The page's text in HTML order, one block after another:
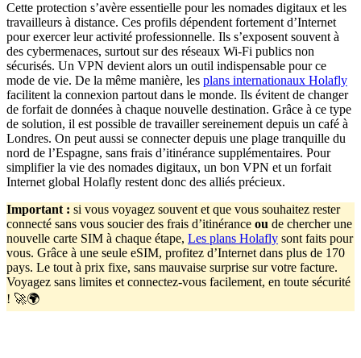
Cette protection s’avère essentielle pour les nomades digitaux et les
travailleurs à distance. Ces profils dépendent fortement d’Internet
pour exercer leur activité professionnelle. Ils s’exposent souvent à
des cybermenaces, surtout sur des réseaux Wi-Fi publics non
sécurisés. Un VPN devient alors un outil indispensable pour ce
mode de vie. De la même manière, les plans internationaux Holafly
facilitent la connexion partout dans le monde. Ils évitent de changer
de forfait de données à chaque nouvelle destination. Grâce à ce type
de solution, il est possible de travailler sereinement depuis un café à
Londres. On peut aussi se connecter depuis une plage tranquille du
nord de l’Espagne, sans frais d’itinérance supplémentaires. Pour
simplifier la vie des nomades digitaux, un bon VPN et un forfait
Internet global Holafly restent donc des alliés précieux.
Important : si vous voyagez souvent et que vous souhaitez rester
connecté sans vous soucier des frais d’itinérance ou de chercher une
nouvelle carte SIM à chaque étape, Les plans Holafly sont faits pour
vous. Grâce à une seule eSIM, profitez d’Internet dans plus de 170
pays. Le tout à prix fixe, sans mauvaise surprise sur votre facture.
Voyagez sans limites et connectez-vous facilement, en toute sécurité
! 🚀🌍